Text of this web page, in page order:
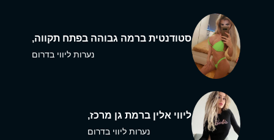
סטודנטית ברמה גבוהה בפתח תקווה,
נערות ליווי בדרום
ליווי אלין ברמת גן מרכז,
נערות ליווי בדרום